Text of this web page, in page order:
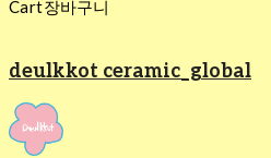
Cart장바구니
deulkkot ceramic_global